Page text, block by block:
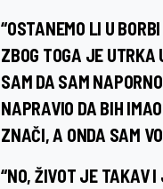
“OSTANEMO LI U
ZBOG TOGA JE
SAM DA SAM
NAPRAVIO DA BIH
ZNAČI, A ONDA SAM
“NO, ŽIVOT JE TAKAV I